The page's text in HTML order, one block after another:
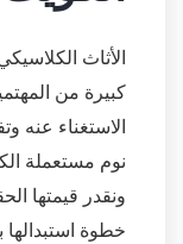
الأثاث
كبيرة من
الاستغناء عنه
نوم مستعملة
ونقدر قيمتها
خطوة استبدالها